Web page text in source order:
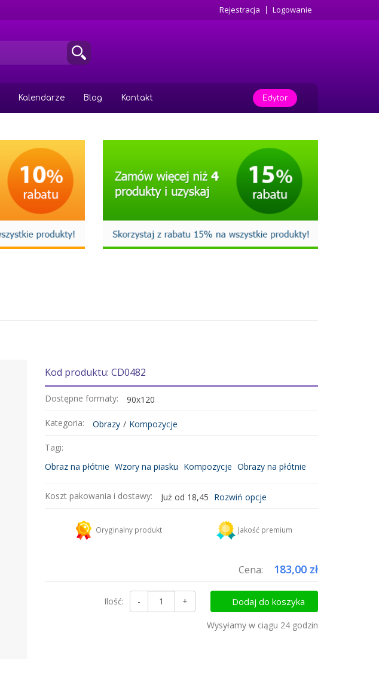
Rejestracja Logowanie
Kalendarze Blog Kontakt Edytor
Kod produktu: CD0482
Dostępne formaty: 90x120
Kategoria: Obrazy / Kompozycje
Tagi:
Obraz na płótnie Wzory na piasku Kompozycje Obrazy na płótnie
Koszt pakowania i dostawy: Już od 18,45 Rozwiń opcje
Kurier DHL
Dodaj więcej produktów do koszyka i zapłać za wysyłkę tylko raz!
Oryginalny produkt Jakość premium
Cena: 183,00 zł
Dodaj do koszyka
Ilość: - +
Wysyłamy w ciągu 24 godzin